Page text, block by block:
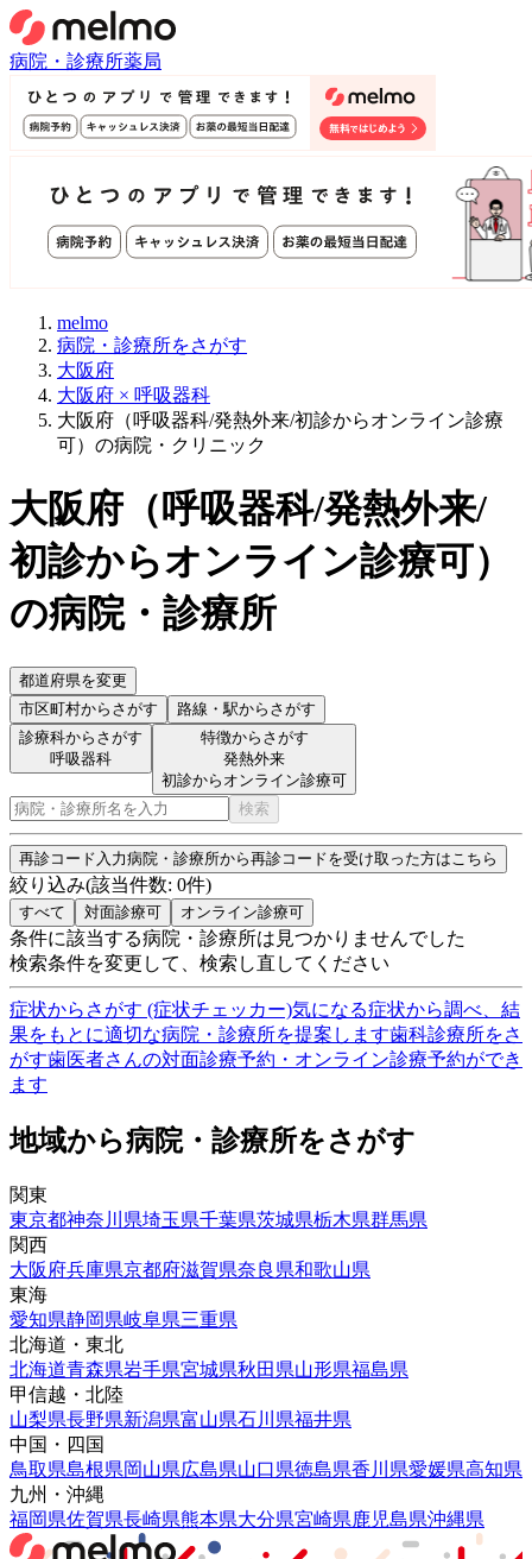
病院・診療所薬局
melmo
病院・診療所をさがす
大阪府
大阪府 × 呼吸器科
大阪府（呼吸器科/発熱外来/初診からオンライン診療
可）の病院・クリニック
大阪府 （呼吸器科/発熱外来/
初診からオンライン診療可）
の病院・診療所
都道府県を変更
市区町村からさがす 路線・駅からさがす
診療科からさがす
呼吸器科
特徴からさがす
発熱外来
初診からオンライン診療可
検索
再診コード入力病院・診療所から再診コードを受け取った方はこちら
絞り込み(該当件数: 0件)
すべて 対面診療可 オンライン診療可
条件に該当する病院・診療所は見つかりませんでした
検索条件を変更して、検索し直してください
症状からさがす (症状チェッカー)気になる症状から調べ、結
果をもとに適切な病院・診療所を提案します歯科診療所をさ
がす歯医者さんの対面診療予約・オンライン診療予約ができ
ます
地域から病院・診療所をさがす
関東
東京都神奈川県埼玉県千葉県茨城県栃木県群馬県
関西
大阪府兵庫県京都府滋賀県奈良県和歌山県
東海
愛知県静岡県岐阜県三重県
北海道・東北
北海道青森県岩手県宮城県秋田県山形県福島県
甲信越・北陸
山梨県長野県新潟県富山県石川県福井県
中国・四国
鳥取県島根県岡山県広島県山口県徳島県香川県愛媛県高知県
九州・沖縄
福岡県佐賀県長崎県熊本県大分県宮崎県鹿児島県沖縄県